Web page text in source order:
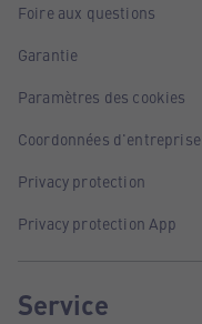
Foire aux questions
Garantie
Paramètres des cookies
Coordonnées d'entreprise
Privacy protection
Privacy protection App
Service